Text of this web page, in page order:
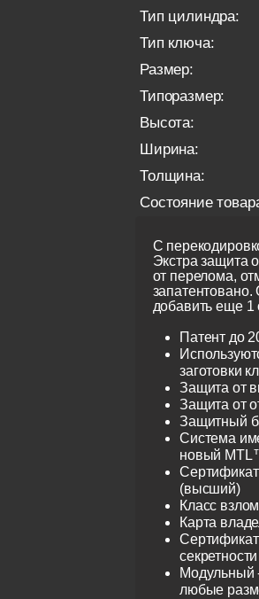
Тип цилиндра:
Тип ключа:
Размер:
Типоразмер:
Высота:
Ширина:
Толщина:
Состояние
С
Экстра защита
от перелома,
добавить еще 1
Патент до
заготовки
Защита от
Защита от
Защитный
Система
новый
(высший)
Класс
Карта
Модульный
любые